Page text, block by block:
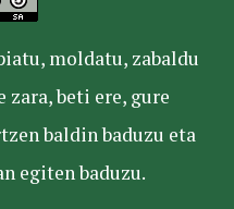
moldatu, zabaldu
beti ere, gure
baldin baduzu eta
egiten baduzu.